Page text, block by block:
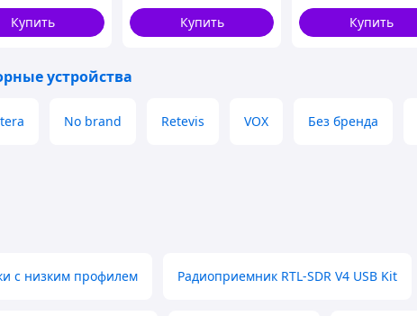
Купить
Купить
Купить
устройства
No brand Retevis VOX Без бренда
с низким профилем Радиоприемник RTL-SDR V4 USB Kit